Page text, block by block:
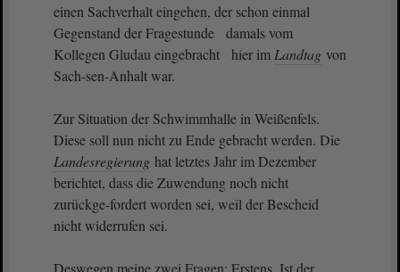
einen Sachverhalt eingehen, der schon einmal
Gegenstand der Fragestunde damals vom
Kollegen Gludau eingebracht hier im Landtag von
Sach-sen-Anhalt war.
Zur Situation der Schwimmhalle in Weißenfels.
Diese soll nun nicht zu Ende gebracht werden. Die
Landesregierung hat letztes Jahr im Dezember
berichtet, dass die Zuwendung noch nicht
zurückge-fordert worden sei, weil der Bescheid
nicht widerrufen sei.
Deswegen meine zwei Fragen: Erstens. Ist der